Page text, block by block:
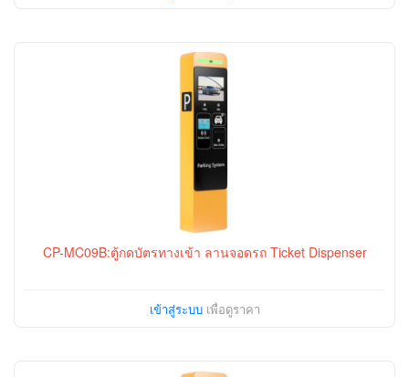
CP-MC09B:ตู้กดบัตรทางเข้า ลานจอดรถ Ticket Dispenser
เข้าสู่ระบบเพื่อดูราคา